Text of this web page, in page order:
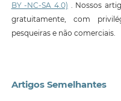
BY -NC-SA 4.0) . Nossos
gratuitamente, com
pesqueiras e não comerciais.
Artigos Semelhantes